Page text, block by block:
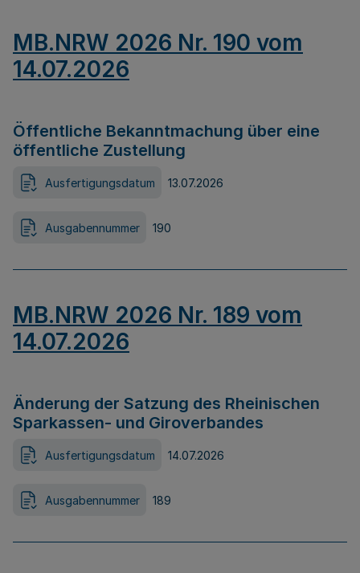
MB.NRW 2026 Nr. 190 vom
14.07.2026
Öffentliche Bekanntmachung über eine
öffentliche Zustellung
Ausfertigungsdatum 13.07.2026
Ausgabennummer 190
MB.NRW 2026 Nr. 189 vom
14.07.2026
Änderung der Satzung des Rheinischen
Sparkassen- und Giroverbandes
Ausfertigungsdatum 14.07.2026
Ausgabennummer 189